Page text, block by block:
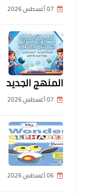
07 أغسطس 2026
المنهج الجديد
07 أغسطس 2026
06 أغسطس 2026